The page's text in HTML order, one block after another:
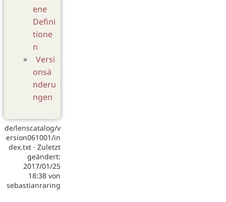
ene
Defini
tione
n
Versi
onsä
nderu
ngen
de/lenscatalog/v
ersion061001/in
dex.txt · Zuletzt
geändert:
2017/01/25
18:38 von
sebastianraring